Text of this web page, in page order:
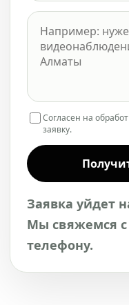
Согласен на
заявку.
Заявка уйдет
Мы свяжемся
телефону.